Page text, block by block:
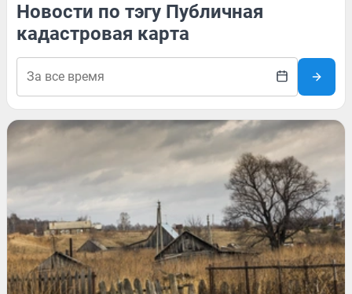
Новости по тэгу Публичная
кадастровая карта